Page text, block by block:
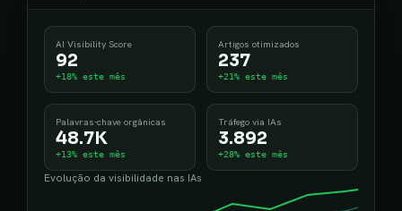
AI Visibility Score
92
+18% este mês
Artigos otimizados
237
+21% este mês
Palavras-chave orgânicas
48.7K
+13% este mês
Tráfego via IAs
3.892
+28% este mês
Evolução da visibilidade nas IAs